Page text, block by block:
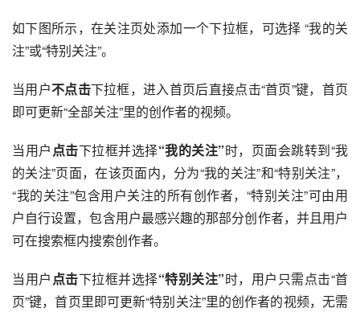
如下图所示，在关注页处添加一个下拉框，可选择 “我的关
注”或“特别关注”。
当用户不点击下拉框，进入首页后直接点击“首页”键，首页
即可更新“全部关注”里的创作者的视频。
当用户点击下拉框并选择“我的关注”时，页面会跳转到“我
的关注”页面，在该页面内，分为“我的关注”和“特别关注”，
“我的关注”包含用户关注的所有创作者，“特别关注”可由用
户自行设置，包含用户最感兴趣的那部分创作者，并且用户
可在搜索框内搜索创作者。
当用户点击下拉框并选择“特别关注”时，用户只需点击“首
页”键，首页里即可更新“特别关注”里的创作者的视频，无需